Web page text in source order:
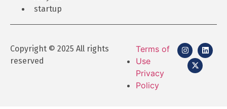
startup
Copyright © 2025 All rights
reserved
Terms of
Use
Privacy
Policy